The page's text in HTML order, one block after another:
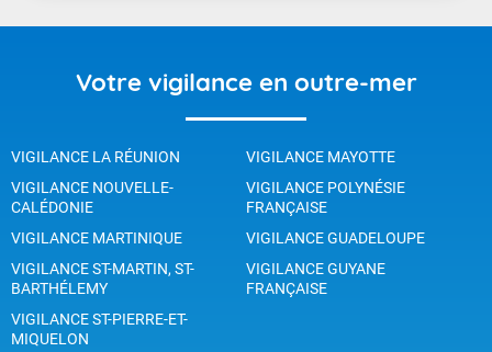
Votre vigilance en outre-mer
VIGILANCE LA RÉUNION
VIGILANCE MAYOTTE
VIGILANCE NOUVELLE-
CALÉDONIE
VIGILANCE POLYNÉSIE
FRANÇAISE
VIGILANCE MARTINIQUE
VIGILANCE GUADELOUPE
VIGILANCE ST-MARTIN, ST-
BARTHÉLEMY
VIGILANCE GUYANE
FRANÇAISE
VIGILANCE ST-PIERRE-ET-
MIQUELON